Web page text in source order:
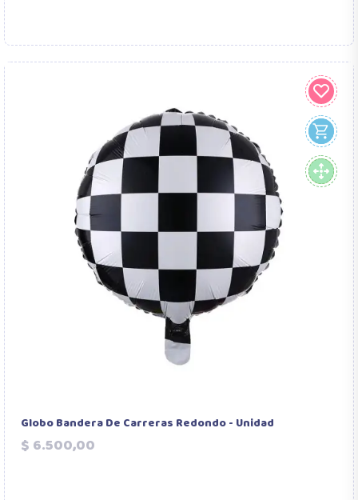
Globo Bandera De Carreras Redondo - Unidad
$ 6.500,00